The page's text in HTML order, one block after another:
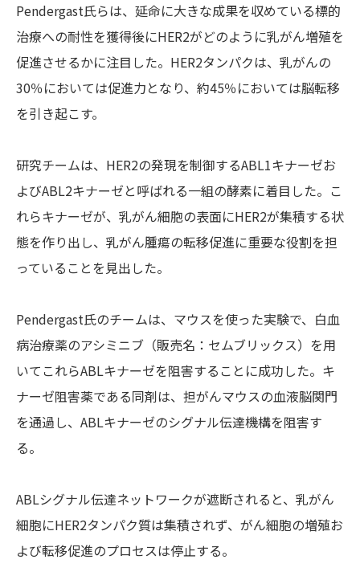
Pendergast氏らは、延命に大きな成果を収めている標的
治療への耐性を獲得後にHER2がどのように乳がん増殖を
促進させるかに注目した。HER2タンパクは、乳がんの
30％においては促進力となり、約45％においては脳転移
を引き起こす。
研究チームは、HER2の発現を制御するABL1キナーゼお
よびABL2キナーゼと呼ばれる一組の酵素に着目した。こ
れらキナーゼが、乳がん細胞の表面にHER2が集積する状
態を作り出し、乳がん腫瘍の転移促進に重要な役割を担
っていることを見出した。
Pendergast氏のチームは、マウスを使った実験で、白血
病治療薬のアシミニブ（販売名：セムブリックス）を用
いてこれらABLキナーゼを阻害することに成功した。キ
ナーゼ阻害薬である同剤は、担がんマウスの血液脳関門
を通過し、ABLキナーゼのシグナル伝達機構を阻害す
る。
ABLシグナル伝達ネットワークが遮断されると、乳がん
細胞にHER2タンパク質は集積されず、がん細胞の増殖お
よび転移促進のプロセスは停止する。